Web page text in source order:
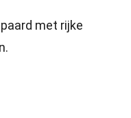
met rijke